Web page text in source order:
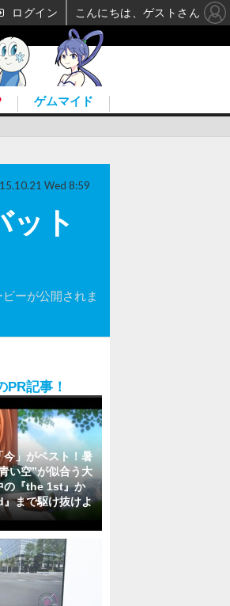
ゲムマイド
ト
ーが公開されま
Wed 8:59
PR記事！
今」がベスト！暑
い空”が似合う大
の『the 1st』か
まで駆け抜けよ
ログイン こんにちは、ゲストさん